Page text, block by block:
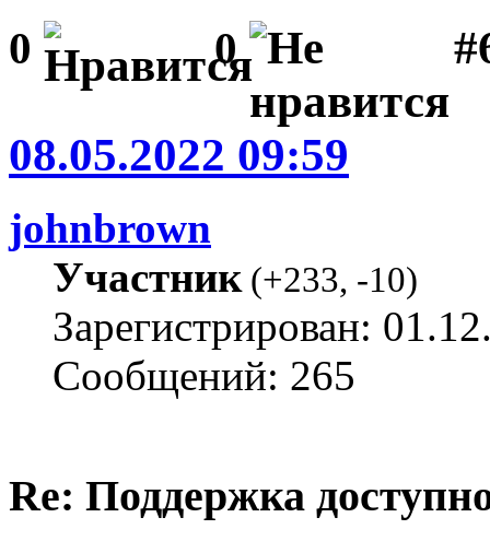
0 0
08.05.2022 09:59
johnbrown
Участник(+233, -10)
Зарегистрирован:
Сообщений: 265
Re: Поддержка